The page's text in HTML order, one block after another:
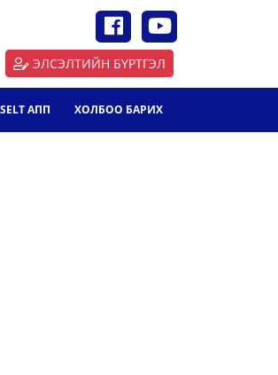
ЭЛСЭЛТИЙН БҮРТГЭЛ
АПП ХОЛБОО БАРИХ